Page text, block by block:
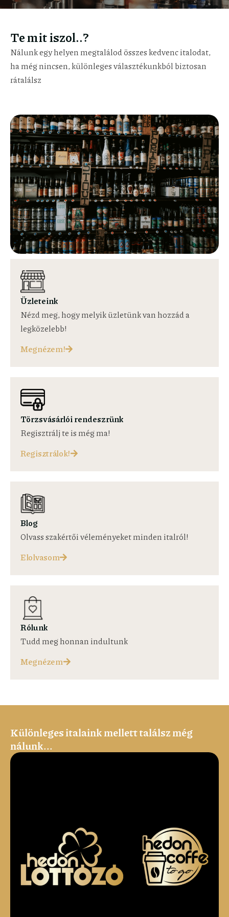
Te mit iszol..?
Nálunk egy helyen megtalálod összes kedvenc italodat,
ha még nincsen, különleges választékunkból biztosan
rátalálsz
Üzleteink
Nézd meg, hogy melyik üzletünk van hozzád a
legközelebb!
Megnézem!
Törzsvásárlói rendeszrünk
Regisztrálj te is még ma!
Regisztrálok!
Blog
Olvass szakértői véleményeket minden italról!
Elolvasom
Rólunk
Tudd meg honnan indultunk
Megnézem
Különleges italaink mellett találsz még
nálunk...